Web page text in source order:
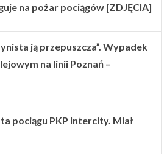
na pożar pociągów [ZDJĘCIA]
ją przepuszcza”. Wypadek
na linii Poznań –
pociągu PKP Intercity. Miał